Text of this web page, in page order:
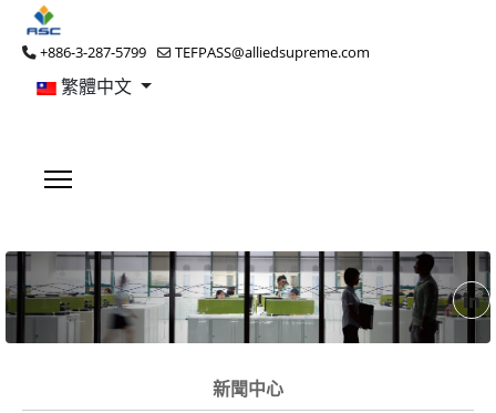
+886-3-287-5799 TEFPASS@alliedsupreme.com
繁體中文
新聞中心